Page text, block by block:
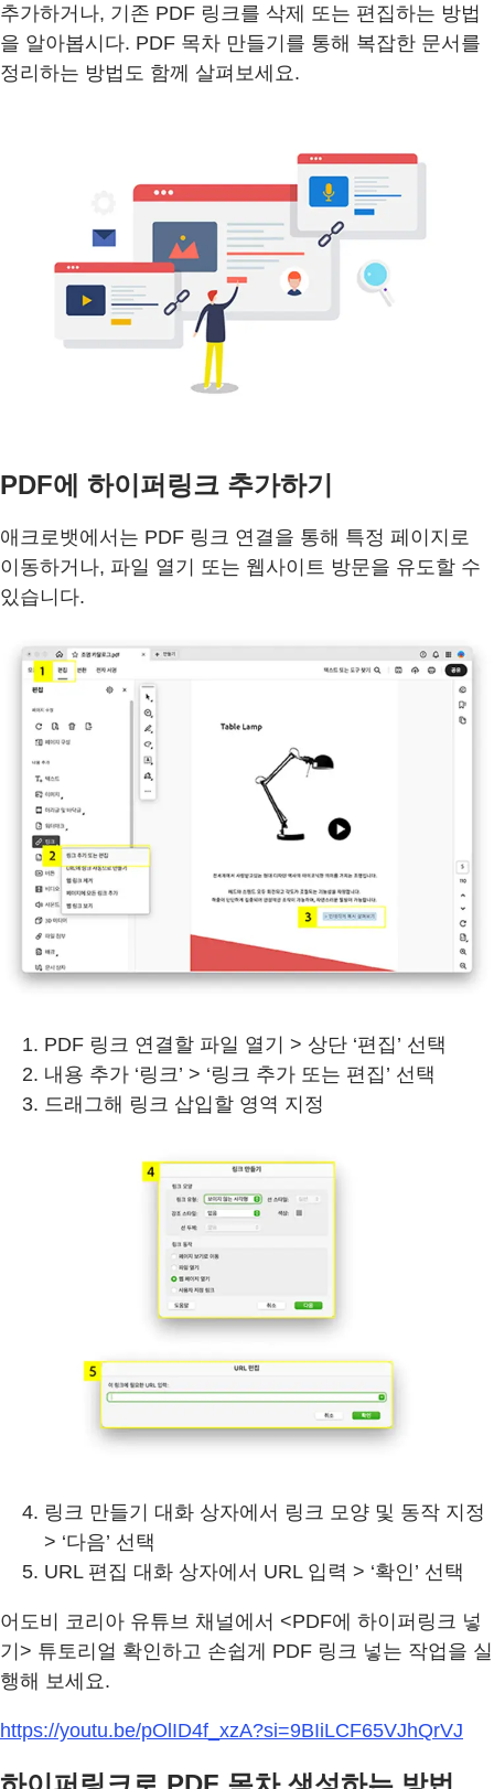
추가하거나, 기존 PDF 링크를 삭제 또는 편집하는 방법
을 알아봅시다. PDF 목차 만들기를 통해 복잡한 문서를
정리하는 방법도 함께 살펴보세요.
PDF에 하이퍼링크 추가하기
애크로뱃에서는 PDF 링크 연결을 통해 특정 페이지로
이동하거나, 파일 열기 또는 웹사이트 방문을 유도할 수
있습니다.
PDF 링크 연결할 파일 열기 > 상단 ‘편집’ 선택
내용 추가 ‘링크’ > ‘링크 추가 또는 편집’ 선택
드래그해 링크 삽입할 영역 지정
링크 만들기 대화 상자에서 링크 모양 및 동작 지정
> ‘다음’ 선택
URL 편집 대화 상자에서 URL 입력 > ‘확인’ 선택
어도비 코리아 유튜브 채널에서 <PDF에 하이퍼링크 넣
기> 튜토리얼 확인하고 손쉽게 PDF 링크 넣는 작업을 실
행해 보세요.
https://youtu.be/pOlID4f_xzA?si=9BIiLCF65VJhQrVJ